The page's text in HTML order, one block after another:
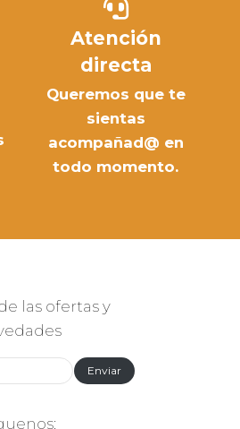
Atención
directa
Queremos que te
sientas
acompañad@ en
todo momento.
las ofertas y
Enviar